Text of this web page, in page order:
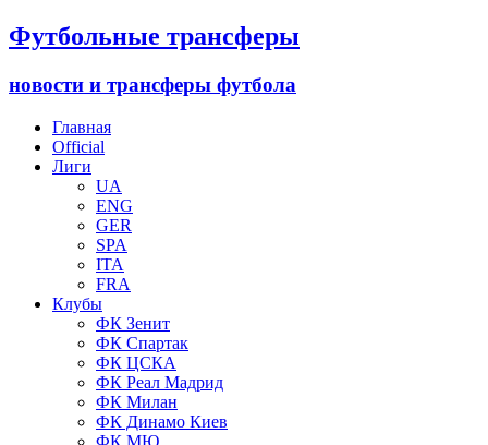
Футбольные трансферы
новости и трансферы футбола
Главная
Official
Лиги
UA
ENG
GER
SPA
ITA
FRA
Клубы
ФК Зенит
ФК Спартак
ФК ЦСКА
ФК Реал Мадрид
ФК Милан
ФК Динамо Киев
ФК МЮ